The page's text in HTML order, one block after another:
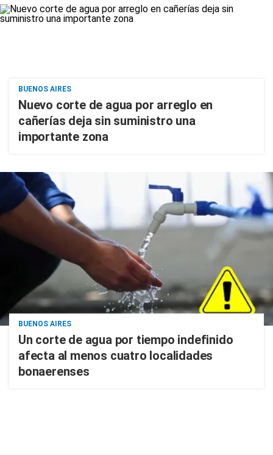
BUENOS AIRES
Nuevo corte de agua por arreglo en
cañerías deja sin suministro una
importante zona
BUENOS AIRES
Un corte de agua por tiempo indefinido
afecta al menos cuatro localidades
bonaerenses